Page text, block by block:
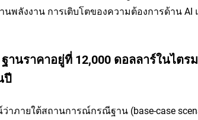
นพลังงาน การเติบโตของความต้องการด้าน
นราคาอยู่ที่ 12,000 ดอลลาร์ในไตร
ปี
าภายใต้สถานการณ์กรณีฐาน (base-case